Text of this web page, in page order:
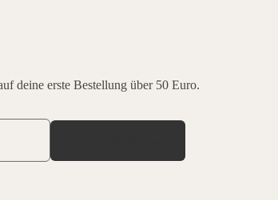
deine erste Bestellung über 50 Euro.